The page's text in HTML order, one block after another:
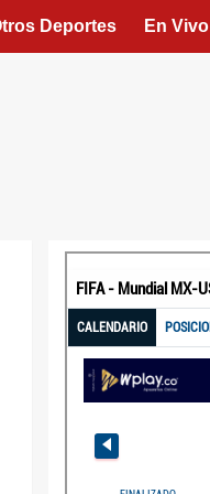
Deportes En Vivo